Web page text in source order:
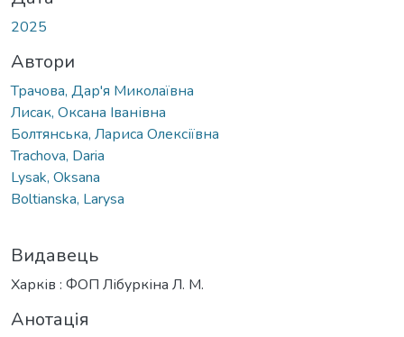
2025
Автори
Трачова, Дар'я Миколаївна
Лисак, Оксана Іванівна
Болтянська, Лариса Олексіївна
Trachova, Daria
Lysak, Oksana
Boltianska, Larysa
Видавець
Харків : ФОП Лібуркіна Л. М.
Анотація